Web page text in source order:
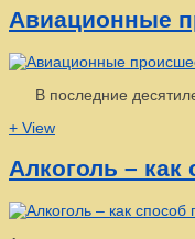
Авиационные
В последние
+ View
Алкоголь – как